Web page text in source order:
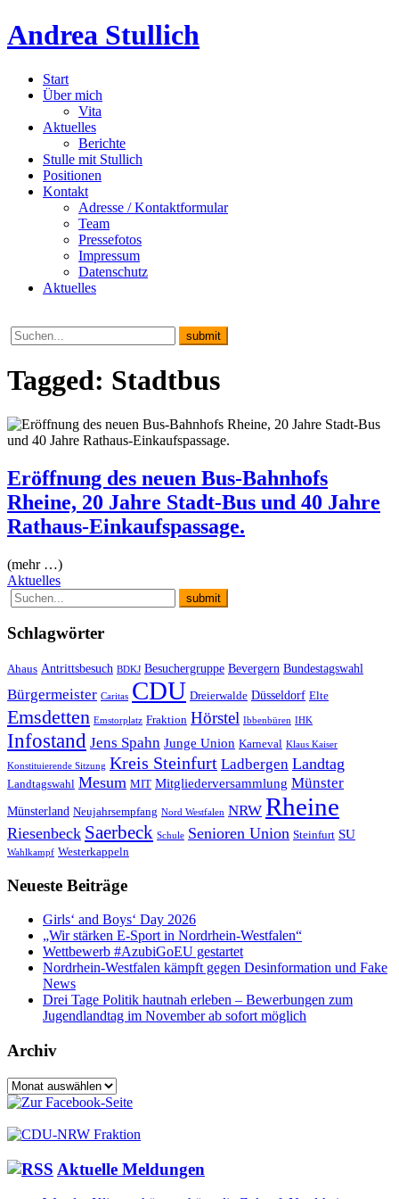
Andrea Stullich
Start
Über mich
Vita
Aktuelles
Berichte
Stulle mit Stullich
Positionen
Kontakt
Adresse / Kontaktformular
Team
Pressefotos
Impressum
Datenschutz
Aktuelles
Tagged: Stadtbus
Eröffnung des neuen Bus-Bahnhofs
Rheine, 20 Jahre Stadt-Bus und 40 Jahre
Rathaus-Einkaufspassage.
(mehr …)
Aktuelles
Schlagwörter
Ahaus Antrittsbesuch BDKJ Besuchergruppe Bevergern Bundestagswahl
Bürgermeister Caritas CDU Dreierwalde Düsseldorf Elte
Emsdetten Emstorplatz Fraktion Hörstel Ibbenbüren IHK
Infostand Jens Spahn Junge Union Karneval Klaus Kaiser
Konstituierende Sitzung Kreis Steinfurt Ladbergen Landtag
Landtagswahl Mesum MIT Mitgliederversammlung Münster
Münsterland Neujahrsempfang Nord Westfalen NRW Rheine
Riesenbeck Saerbeck Schule Senioren Union Steinfurt SU
Wahlkampf Westerkappeln
Neueste Beiträge
Girls‘ and Boys‘ Day 2026
„Wir stärken E-Sport in Nordrhein-Westfalen“
Wettbewerb #AzubiGoEU gestartet
Nordrhein-Westfalen kämpft gegen Desinformation und Fake
News
Drei Tage Politik hautnah erleben – Bewerbungen zum
Jugendlandtag im November ab sofort möglich
Archiv
Archiv
Aktuelle Meldungen